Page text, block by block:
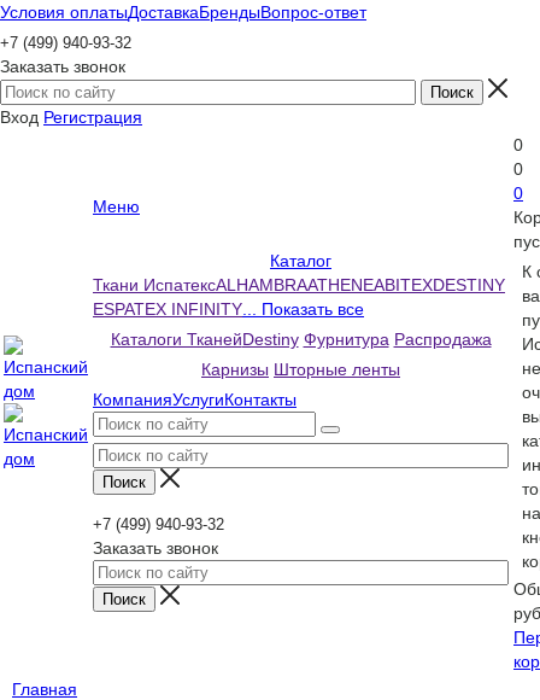
Условия оплатыДоставкаБрендыВопрос-ответ
+7 (499) 940-93-32
Заказать звонок
Вход Регистрация
Меню
Каталог
Ткани ИспатексALHAMBRAATHENEABITEXDESTINY
ESPATEX INFINITY ... Показать все
Каталоги ТканейDestiny Фурнитура Распродажа
Карнизы Шторные ленты
КомпанияУслугиКонтакты
+7 (499) 940-93-32
Заказать звонок
0
0
0
К
руб
Главная